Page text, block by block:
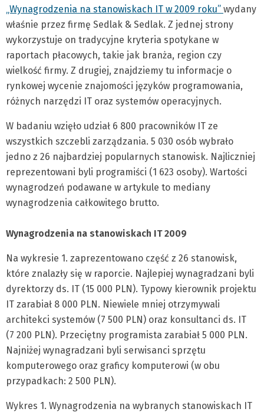
„Wynagrodzenia na stanowiskach IT w 2009 roku” wydany
właśnie przez firmę Sedlak & Sedlak. Z jednej strony
wykorzystuje on tradycyjne kryteria spotykane w
raportach płacowych, takie jak branża, region czy
wielkość firmy. Z drugiej, znajdziemy tu informacje o
rynkowej wycenie znajomości języków programowania,
różnych narzędzi IT oraz systemów operacyjnych.
W badaniu wzięło udział 6 800 pracowników IT ze
wszystkich szczebli zarządzania. 5 030 osób wybrało
jedno z 26 najbardziej popularnych stanowisk. Najliczniej
reprezentowani byli programiści (1 623 osoby). Wartości
wynagrodzeń podawane w artykule to mediany
wynagrodzenia całkowitego brutto.
Wynagrodzenia na stanowiskach IT 2009
Na wykresie 1. zaprezentowano część z 26 stanowisk,
które znalazły się w raporcie. Najlepiej wynagradzani byli
dyrektorzy ds. IT (15 000 PLN). Typowy kierownik projektu
IT zarabiał 8 000 PLN. Niewiele mniej otrzymywali
architekci systemów (7 500 PLN) oraz konsultanci ds. IT
(7 200 PLN). Przeciętny programista zarabiał 5 000 PLN.
Najniżej wynagradzani byli serwisanci sprzętu
komputerowego oraz graficy komputerowi (w obu
przypadkach: 2 500 PLN).
Wykres 1. Wynagrodzenia na wybranych stanowiskach IT